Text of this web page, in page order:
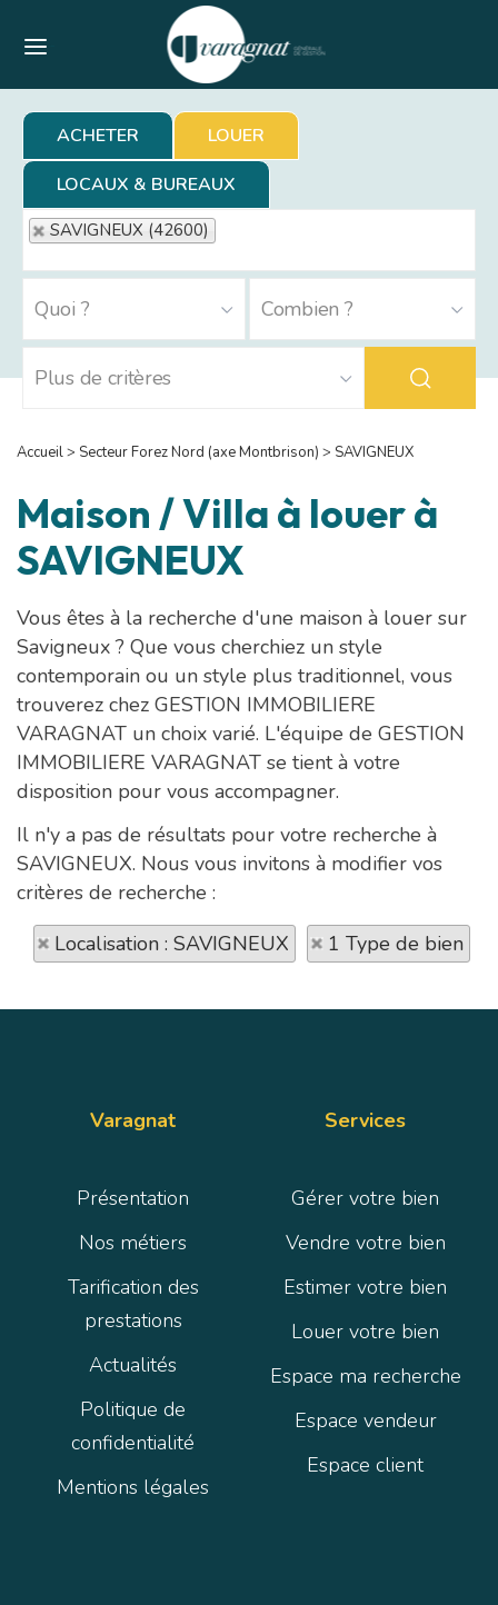
ACHETER
LOUER
LOCAUX & BUREAUX
SAVIGNEUX (42600)
Accueil> Secteur Forez Nord (axe Montbrison) > SAVIGNEUX
Maison / Villa à louer à
SAVIGNEUX
Vous êtes à la recherche d'une maison à louer sur
Savigneux ? Que vous cherchiez un style
contemporain ou un style plus traditionnel, vous
trouverez chez GESTION IMMOBILIERE
VARAGNAT un choix varié. L'équipe de GESTION
IMMOBILIERE VARAGNAT se tient à votre
disposition pour vous accompagner.
Il n'y a pas de résultats pour votre recherche à
SAVIGNEUX. Nous vous invitons à modifier vos
critères de recherche :
Localisation : SAVIGNEUX
1 Type de bien
Varagnat
Présentation
Nos métiers
Tarification des
prestations
Actualités
Politique de
confidentialité
Mentions légales
Services
Gérer votre bien
Vendre votre bien
Estimer votre bien
Louer votre bien
Espace ma recherche
Espace vendeur
Espace client